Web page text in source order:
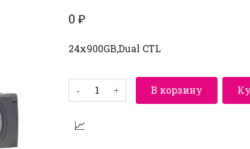
0 ₽
24x900GB,Dual CTL
Количество
товара
Система
данных
NetApp
В корзину